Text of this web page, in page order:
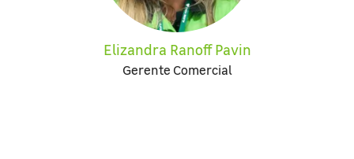
Elizandra Ranoff Pavin
Gerente Comercial